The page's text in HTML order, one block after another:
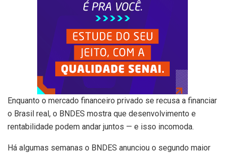
Enquanto o mercado financeiro privado se recusa a financiar
o Brasil real, o BNDES mostra que desenvolvimento e
rentabilidade podem andar juntos — e isso incomoda.
Há algumas semanas o BNDES anunciou o segundo maior